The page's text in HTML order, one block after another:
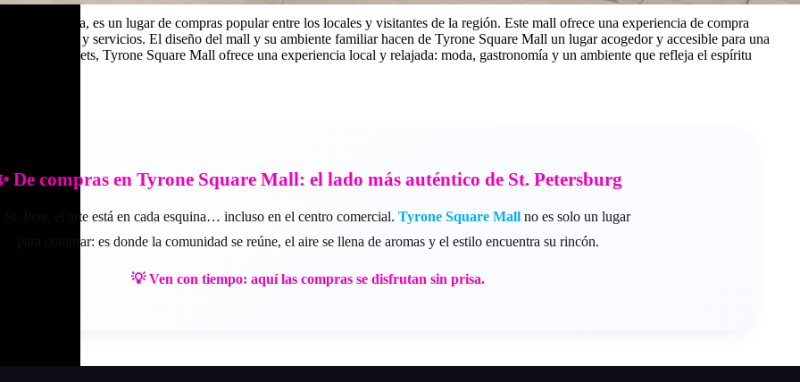
Florida, es un lugar de compras popular entre los locales y visitantes de la región. Este mall ofrece una experiencia de compra
de tiendas y servicios. El diseño del mall y su ambiente familiar hacen de Tyrone Square Mall un lugar acogedor y accesible para una
de los outlets, Tyrone Square Mall ofrece una experiencia local y relajada: moda, gastronomía y un ambiente que refleja el espíritu
De compras en Tyrone Square Mall: el lado más auténtico de St. Petersburg
St. Pete, el arte está en cada esquina… incluso en el centro comercial.Tyrone Square Mall no es solo un lugar
para comprar: es donde la comunidad se reúne, el aire se llena de aromas y el estilo encuentra su rincón.
💡 Ven con tiempo: aquí las compras se disfrutan sin prisa.